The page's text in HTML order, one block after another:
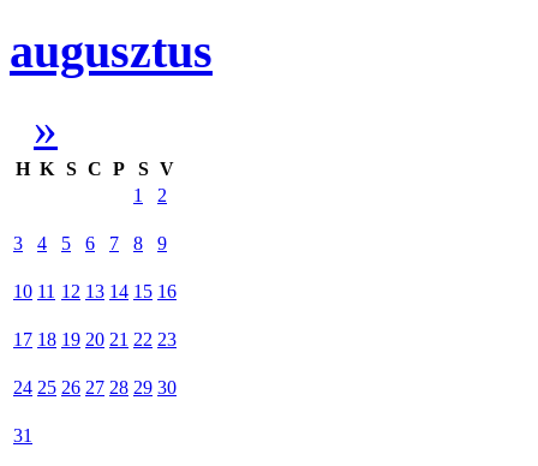
augusztus
»
H K S C P S V
1
2
3 4 5 6 7 8 9
10 11 12 13 14 15 16
17 18 19 20 21 22 23
24 25 26 27 28 29 30
31